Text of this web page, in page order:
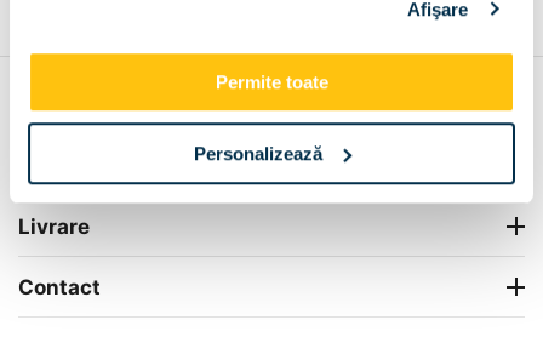
Afişare
Permite toate
Personalizează
Contul meu
Livrare
Contact